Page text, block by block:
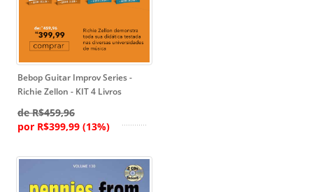
Bebop Guitar Improv Series -
Richie Zellon - KIT 4 Livros
de R$459,96
por R$399,99 (13%)